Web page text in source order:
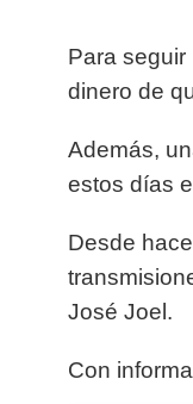
Para
dinero de
Además,
estos días
Desde
José Joel.
Con